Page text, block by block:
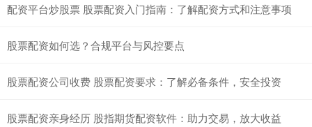
配资平台炒股票 股票配资入门指南：了解配资方式和注意事项
股票配资如何选？合规平台与风控要点
股票配资公司收费 股票配资要求：了解必备条件，安全投资
股票配资亲身经历 股指期货配资软件：助力交易，放大收益